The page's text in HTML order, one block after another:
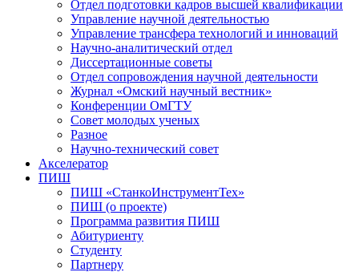
Отдел подготовки кадров высшей квалификации
Управление научной деятельностью
Управление трансфера технологий и инноваций
Научно-аналитический отдел
Диссертационные советы
Отдел сопровождения научной деятельности
Журнал «Омский научный вестник»
Конференции ОмГТУ
Совет молодых ученых
Разное
Научно-технический совет
Акселератор
ПИШ
ПИШ «СтанкоИнструментТех»
ПИШ (о проекте)
Программа развития ПИШ
Абитуриенту
Студенту
Партнеру